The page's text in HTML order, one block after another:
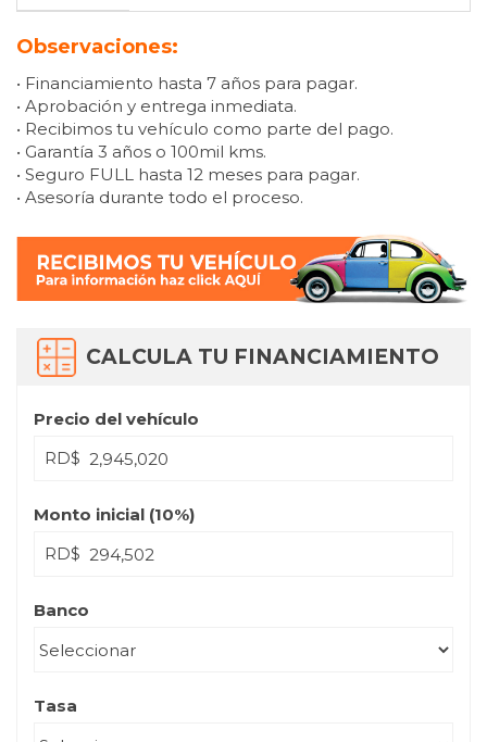
Observaciones:
• Financiamiento hasta 7 años para pagar.
• Aprobación y entrega inmediata.
• Recibimos tu vehículo como parte del pago.
• Garantía 3 años o 100mil kms.
• Seguro FULL hasta 12 meses para pagar.
• Asesoría durante todo el proceso.
CALCULA TU FINANCIAMIENTO
Precio del vehículo
RD$
Monto inicial (10%)
RD$
Banco
Tasa